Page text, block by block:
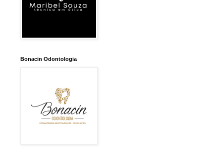
Bonacin Odontologia